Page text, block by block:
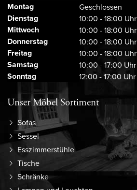
Montag Geschlossen
Dienstag 10:00 - 18:00 Uhr
Mittwoch 10:00 - 18:00 Uhr
Donnerstag 10:00 - 18:00 Uhr
Freitag 10:00 - 18:00 Uhr
Samstag 10:00 - 17:00 Uhr
Sonntag 12:00 - 17:00 Uhr
Unser Möbel Sortiment
Sofas
Sessel
Esszimmerstühle
Tische
Schränke